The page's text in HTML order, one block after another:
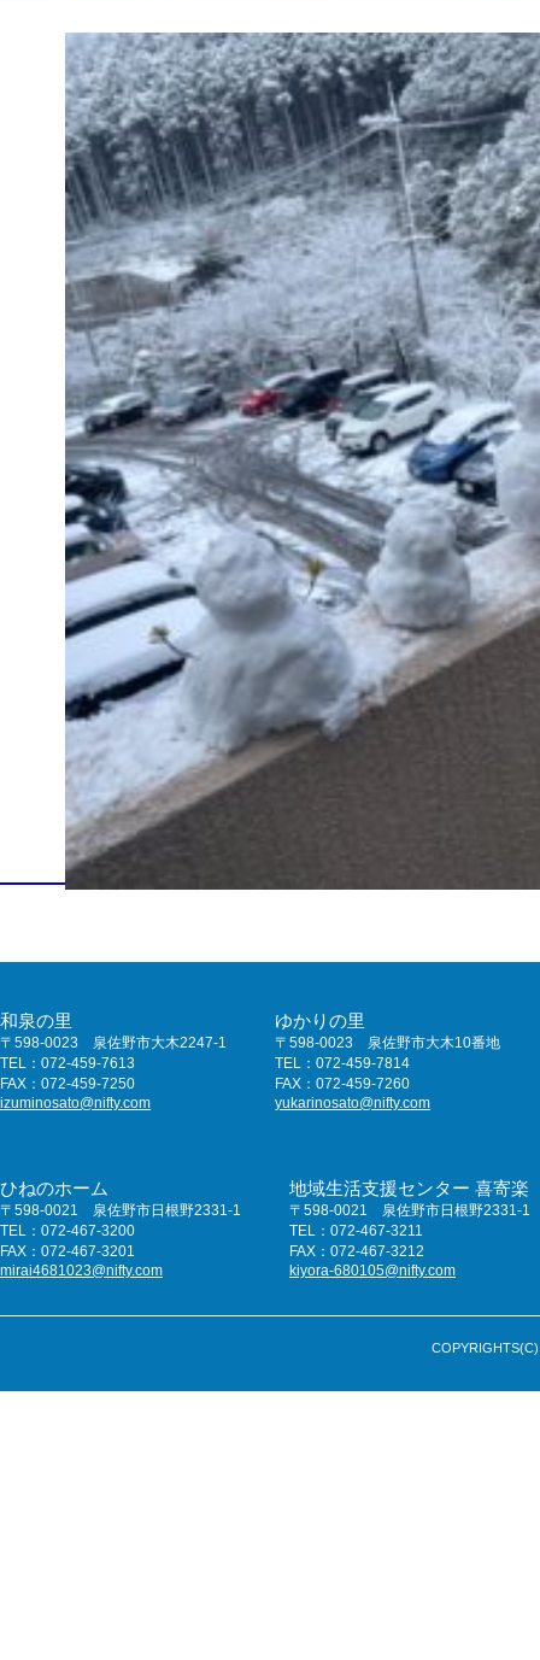
和泉の里
〒598-0023 泉佐野市大木2247-1
TEL：072-459-7613
FAX：072-459-7250
izuminosato@nifty.com
ゆかりの里
〒598-0023 泉佐野市大木10番地
TEL：072-459-7814
FAX：072-459-7260
yukarinosato@nifty.com
ひねのホーム
〒598-0021 泉佐野市日根野2331-1
TEL：072-467-3200
FAX：072-467-3201
mirai4681023@nifty.com
地域生活支援センター 喜寄楽
〒598-0021 泉佐野市日根野2331-1
TEL：072-467-3211
FAX：072-467-3212
kiyora-680105@nifty.com